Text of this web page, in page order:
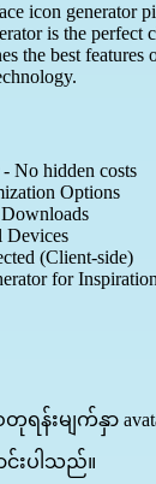
icon generator
is the perfect
the best features
No hidden costs
Options
Devices
(Client-side)
for Inspiration
ရန်းမျက်နှာ
င်းပါသည်။